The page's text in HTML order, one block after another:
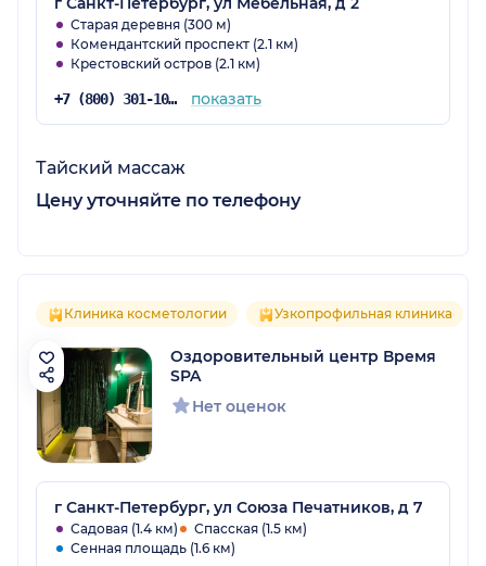
Старая деревня (300 м)
Комендантский проспект (2.1 км)
Крестовский остров (2.1 км)
+7 (800) 301-10-71 показать
Тайский массаж
Цену уточняйте по телефону
Клиника косметологии Узкопрофильная клиника
Оздоровительный центр Время
SPA
Нет оценок
г Санкт-Петербург, ул Союза Печатников, д 7
Садовая (1.4 км)
Спасская (1.5 км)
Сенная площадь (1.6 км)